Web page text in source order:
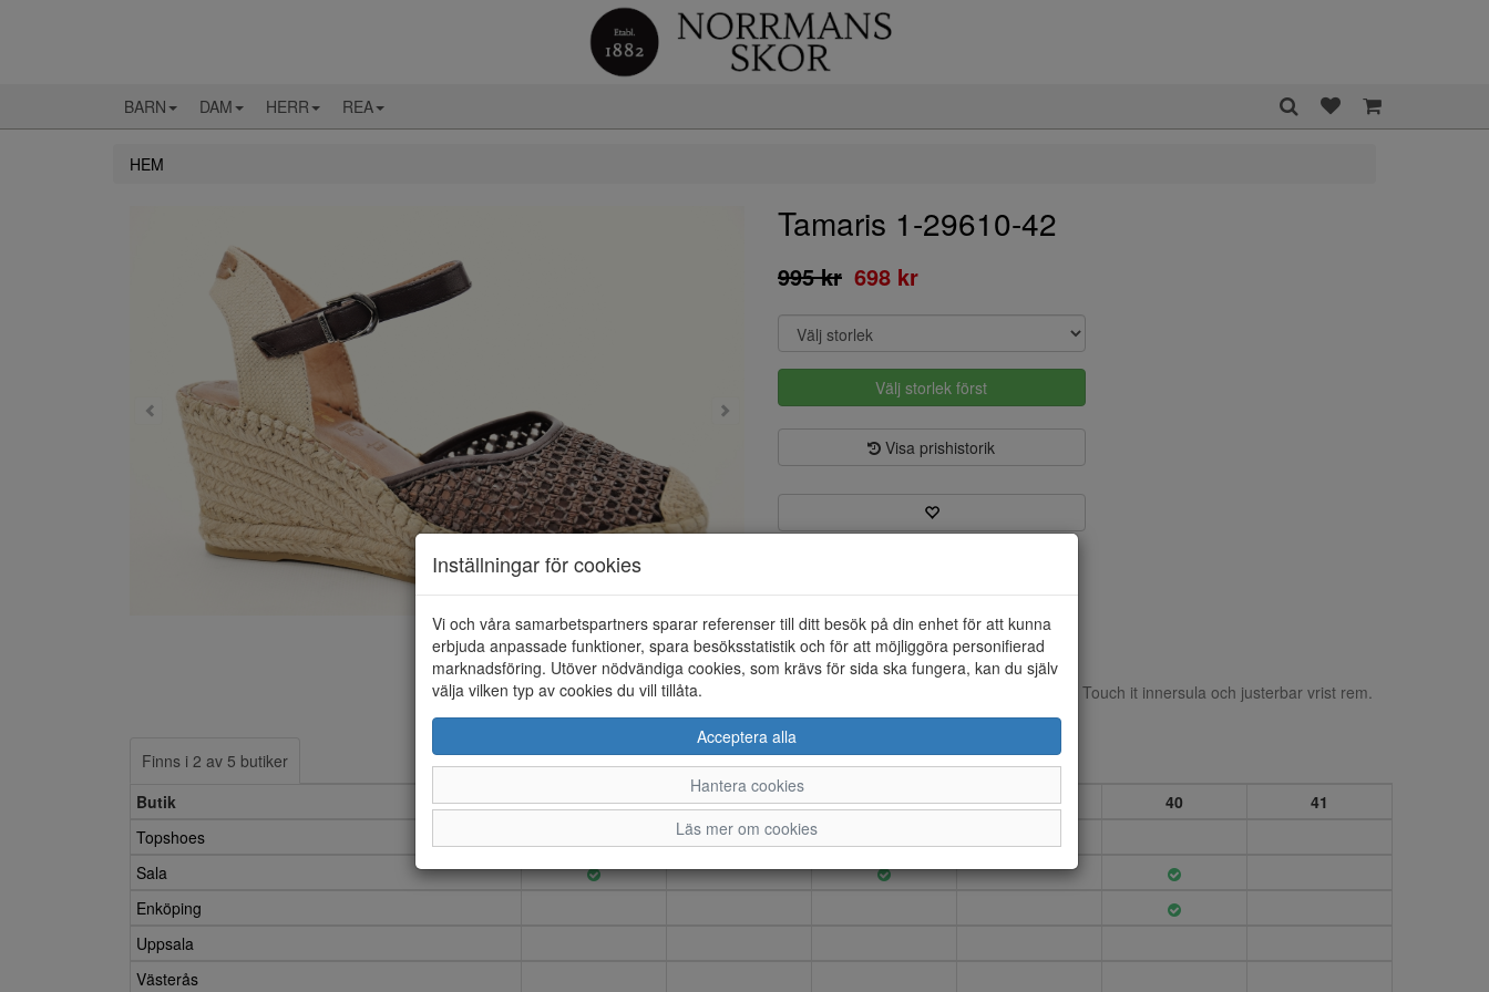
BARN DAM HERR REA
HEM
Tamaris 1-29610-42
995 kr 698 kr
Välj storlek först
Visa prishistorik
Material: Skinn
Färg: Brun
Espadrill med kilklack höjd ca 70 mm. Mjuk Touch it innersula och justerbar vrist rem.
Finns i 2 av 5 butiker
Butik
36 37 38 39 40
41
Topshoes
Sala
Enköping
Uppsala
Västerås
Inställningar för cookies
Vi och våra samarbetspartners sparar referenser till ditt besök på din enhet för att kunna
erbjuda anpassade funktioner, spara besöksstatistik och för att möjliggöra personifierad
marknadsföring. Utöver nödvändiga cookies, som krävs för sida ska fungera, kan du själv
välja vilken typ av cookies du vill tillåta.
Acceptera alla
Hantera cookies
Läs mer om cookies